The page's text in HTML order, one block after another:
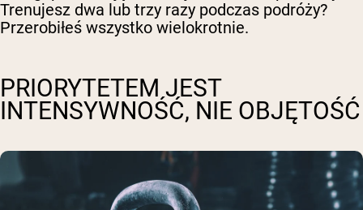
Trenujesz dwa lub trzy razy podczas podróży?
Przerobiłeś wszystko wielokrotnie.
PRIORYTETEM JEST
INTENSYWNOŚĆ, NIE OBJĘTOŚĆ